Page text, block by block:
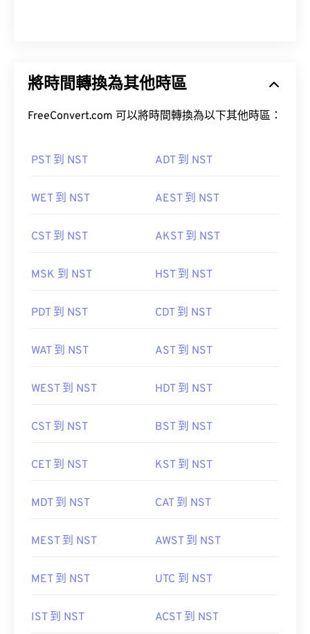
將時間轉換為其他時區
FreeConvert.com 可以將時間轉換為以下其他時區：
PST 到 NST ADT 到 NST
WET 到 NST AEST 到 NST
CST 到 NST AKST 到 NST
MSK 到 NST HST 到 NST
PDT 到 NST CDT 到 NST
WAT 到 NST AST 到 NST
WEST 到 NST HDT 到 NST
CST 到 NST BST 到 NST
CET 到 NST KST 到 NST
MDT 到 NST CAT 到 NST
MEST 到 NST AWST 到 NST
MET 到 NST UTC 到 NST
IST 到 NST ACST 到 NST